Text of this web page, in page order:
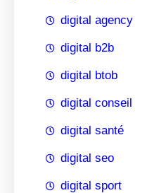
digital agency
digital b2b
digital btob
digital conseil
digital santé
digital seo
digital sport